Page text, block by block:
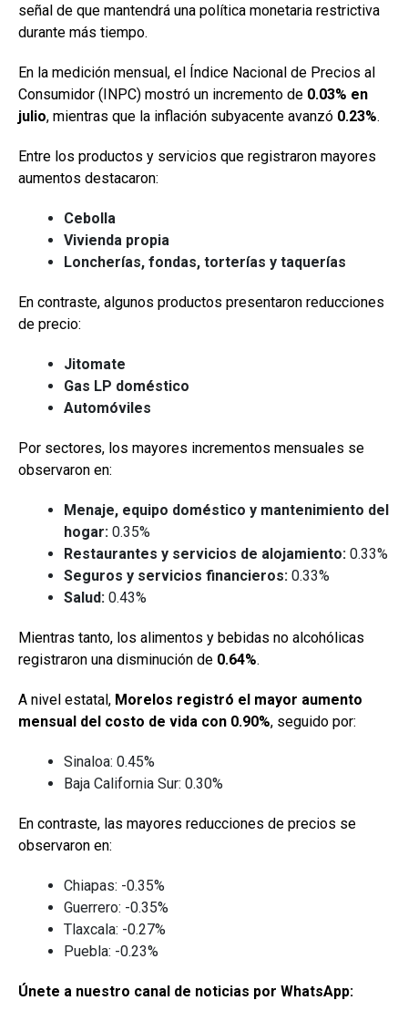
señal de que mantendrá una política monetaria restrictiva
durante más tiempo.
En la medición mensual, el Índice Nacional de Precios al
Consumidor (INPC) mostró un incremento de 0.03% en
julio, mientras que la inflación subyacente avanzó 0.23%.
Entre los productos y servicios que registraron mayores
aumentos destacaron:
Cebolla
Vivienda propia
Loncherías, fondas, torterías y taquerías
En contraste, algunos productos presentaron reducciones
de precio:
Jitomate
Gas LP doméstico
Automóviles
Por sectores, los mayores incrementos mensuales se
observaron en:
Menaje, equipo doméstico y mantenimiento del
hogar: 0.35%
Restaurantes y servicios de alojamiento: 0.33%
Seguros y servicios financieros: 0.33%
Salud: 0.43%
Mientras tanto, los alimentos y bebidas no alcohólicas
registraron una disminución de 0.64%.
A nivel estatal, Morelos registró el mayor aumento
mensual del costo de vida con 0.90%, seguido por:
Sinaloa: 0.45%
Baja California Sur: 0.30%
En contraste, las mayores reducciones de precios se
observaron en:
Chiapas: -0.35%
Guerrero: -0.35%
Tlaxcala: -0.27%
Puebla: -0.23%
Únete a nuestro canal de noticias por WhatsApp: